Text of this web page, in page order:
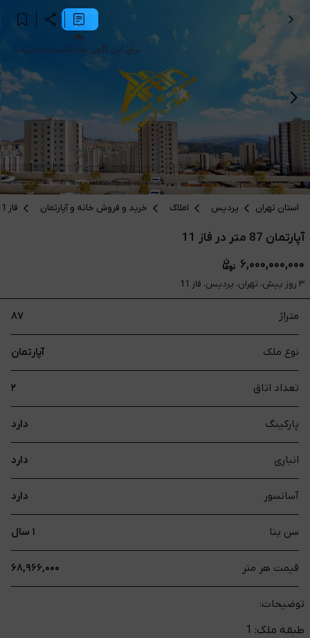
استان تهران پردیس املاک خرید و فروش خانه و آپارتمان فاز 11
آپارتمان 87 متر در فاز 11
۶,۰۰۰,۰۰۰,۰۰۰
۳ روز پیش، تهران، پردیس، فاز 11
متراژ ۸۷
نوع ملک آپارتمان
تعداد اتاق ۲
پارکینگ دارد
انباری دارد
آسانسور دارد
سن بنا ۱ سال
قیمت هر متر ۶۸,۹۶۶,۰۰۰
توضیحات:
طبقه ملک: 1
برای این آگهی یادداشت ثبت کنید.